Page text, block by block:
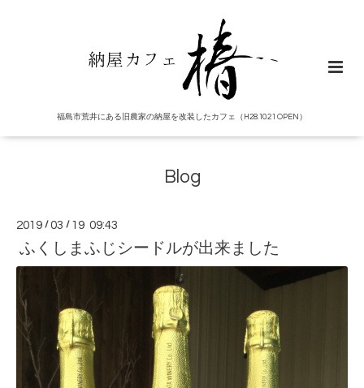
福島市荒井にある旧農家の納屋を改装したカフェ（H28.10.21 OPEN）
Blog
2019 /03 / 19 09:43
ふくしまふじシードルが出来ました